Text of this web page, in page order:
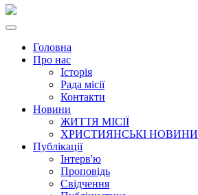
Головна
Про нас
Історія
Рада місії
Контакти
Новини
ЖИТТЯ МІСІЇ
ХРИСТИЯНСЬКІ НОВИНИ
Публікації
Інтерв'ю
Проповідь
Свідчення